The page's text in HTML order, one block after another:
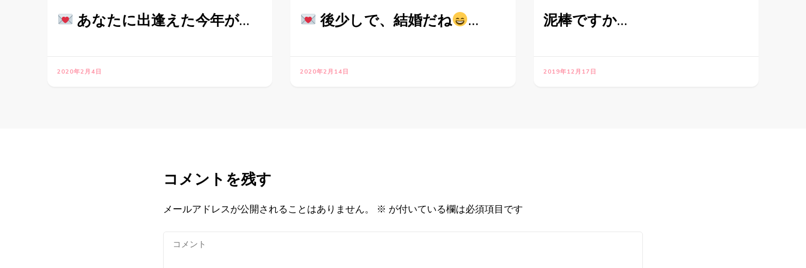
あなたに出逢えた今年が…
2020年2月4日
後少しで、結婚だね …
2020年2月14日
泥棒ですか…
2019年12月17日
コメントを残す
メールアドレスが公開されることはありません。 ※ が付いている欄は必須項目です